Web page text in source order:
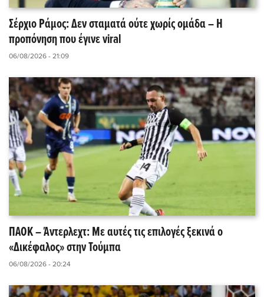
Σέρχιο Ράμος: Δεν σταματά ούτε χωρίς ομάδα – Η
προπόνηση που έγινε viral
06/08/2026 - 21:09
ΠΑΟΚ – Άντερλεχτ: Με αυτές τις επιλογές ξεκινά ο
«Δικέφαλος» στην Τούμπα
06/08/2026 - 20:24